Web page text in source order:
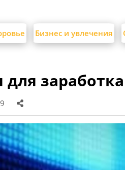
Бизнес и увлечения
заработка